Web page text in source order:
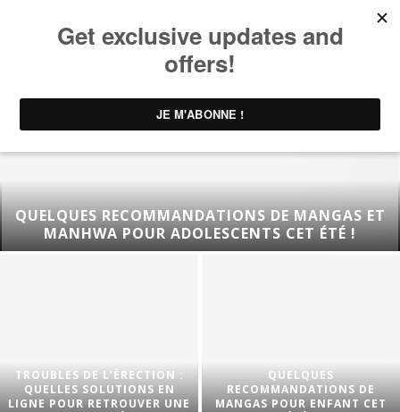
QUELQUES RECOMMANDATIONS DE MANGAS ET
MANHWA POUR ADOLESCENTS CET ÉTÉ !
TROUBLES DE L’ÉRECTION :
QUELLES SOLUTIONS EN
LIGNE POUR RETROUVER UNE
QUELQUES
RECOMMANDATIONS DE
MANGAS POUR ENFANT CET